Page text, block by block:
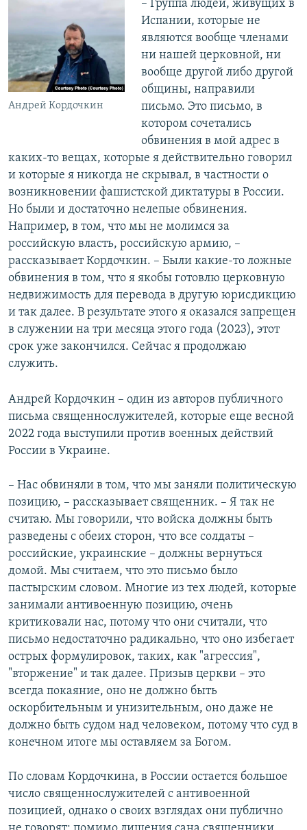
Андрей Кордочкин
– Группа людей, живущих в
Испании, которые не
являются вообще членами
ни нашей церковной, ни
вообще другой либо другой
общины, направили
письмо. Это письмо, в
котором сочетались
обвинения в мой адрес в
каких-то вещах, которые я действительно говорил
и которые я никогда не скрывал, в частности о
возникновении фашистской диктатуры в России.
Но были и достаточно нелепые обвинения.
Например, в том, что мы не молимся за
российскую власть, российскую армию, –
рассказывает Кордочкин. – Были какие-то ложные
обвинения в том, что я якобы готовлю церковную
недвижимость для перевода в другую юрисдикцию
и так далее. В результате этого я оказался запрещен
в служении на три месяца этого года (2023), этот
срок уже закончился. Сейчас я продолжаю
служить.
Андрей Кордочкин – один из авторов публичного
письма священнослужителей, которые еще весной
2022 года выступили против военных действий
России в Украине.
– Нас обвиняли в том, что мы заняли политическую
позицию, – рассказывает священник. – Я так не
считаю. Мы говорили, что войска должны быть
разведены с обеих сторон, что все солдаты –
российские, украинские – должны вернуться
домой. Мы считаем, что это письмо было
пастырским словом. Многие из тех людей, которые
занимали антивоенную позицию, очень
критиковали нас, потому что они считали, что
письмо недостаточно радикально, что оно избегает
острых формулировок, таких, как "агрессия",
"вторжение" и так далее. Призыв церкви – это
всегда покаяние, оно не должно быть
оскорбительным и унизительным, оно даже не
должно быть судом над человеком, потому что суд в
конечном итоге мы оставляем за Богом.
По словам Кордочкина, в России остается большое
число священнослужителей с антивоенной
позицией, однако о своих взглядах они публично